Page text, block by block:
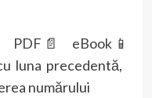
PDF 📄
eBook 📱
luna precedentă,
numărului